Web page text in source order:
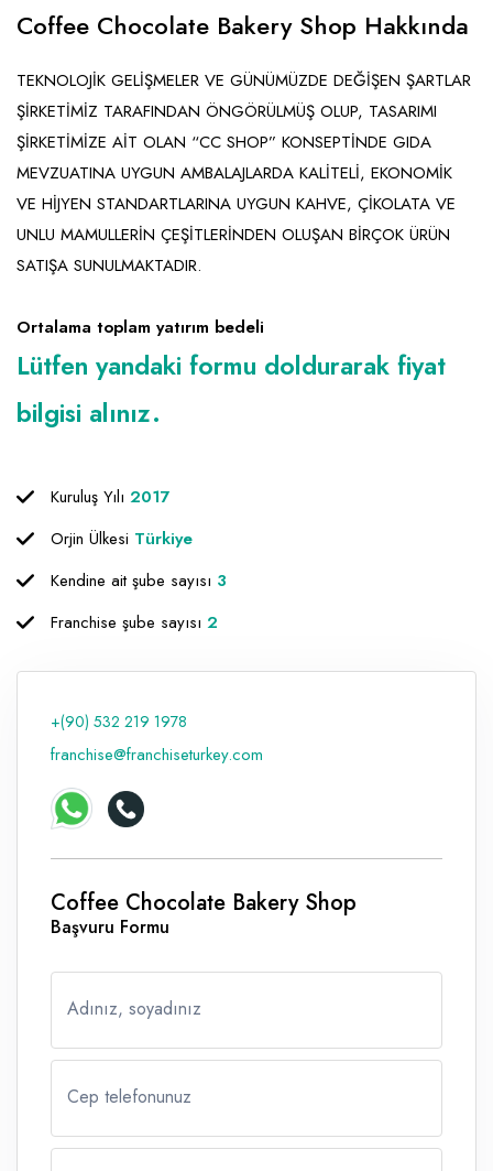
Sağlık Güzellik
Turizm - Eğlence
Market FMGC - Katlı Mağaza
Mobilya ve Ev Tekstili
Oyuncak ve Hediyelik
Takı
Yapı Malzemesi - Hırdavat
Gıda ve Sarf Malzemeleri
Güvenlik - Temizlik
Giyim - Aksesuar
Hukuk - Marka - Patent ve Tercüme
Isıtma - Soğutma ve Havalandırma
Mali Kayıt ve Denetim
Matbaa - Fotoğraf
Proje - İnşaat ve Tesisat
Raf ve Depo Sistemleri
Reklam - Tanıtım - PR ve İnternet
Seyahat - Rent A Car
Coffee Chocolate Bakery Shop Hakkında
TEKNOLOJİK GELİŞMELER VE GÜNÜMÜZDE DEĞİŞEN ŞARTLAR
ŞİRKETİMİZ TARAFINDAN ÖNGÖRÜLMÜŞ OLUP, TASARIMI
ŞİRKETİMİZE AİT OLAN “CC SHOP” KONSEPTİNDE GIDA
MEVZUATINA UYGUN AMBALAJLARDA KALİTELİ, EKONOMİK
VE HİJYEN STANDARTLARINA UYGUN KAHVE, ÇİKOLATA VE
UNLU MAMULLERİN ÇEŞİTLERİNDEN OLUŞAN BİRÇOK ÜRÜN
SATIŞA SUNULMAKTADIR.
Ortalama toplam yatırım bedeli
Lütfen yandaki formu doldurarak fiyat
bilgisi alınız.
Kuruluş Yılı 2017
Orjin Ülkesi Türkiye
Kendine ait şube sayısı 3
Franchise şube sayısı 2
+(90) 532 219 1978
franchise@franchiseturkey.com
Coffee Chocolate Bakery Shop
Başvuru Formu
Adınız, soyadınız
Cep telefonunuz